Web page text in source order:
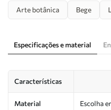
Arte botânica Bege
Especificações e material
Características
Material
Escolha